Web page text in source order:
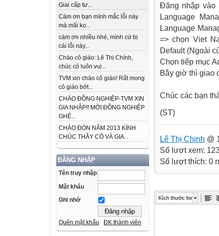
Giai cấp tư...
Cám ơn bạn mình mắc lỗi này
mà mãi ko...
cám ơn nhiều nhé, mình cứ bị
cái lỗi này...
Chào cô giáo: Lê Thị Chính,
chúc cô luôn vui...
TVM xin chào cô giáo! Rất mong
cô giáo bớt...
CHÀO ĐỒNG NGHIỆP-TVM XIN
GIA NHẬP!! MỜI ĐỒNG NGHIỆP
GHÉ...
CHÀO ĐÓN NĂM 2013 KÍNH
CHÚC THẦY CÔ VÀ GIA...
ĐĂNG NHẬP
Tên truy nhập
Mật khẩu
Ghi nhớ
Quên mật khẩu ĐK thành viên
Đăng nhập vào
Language
Language
=> chọn Viet
Default (Ngoài
Chọn tiếp mục
Bây giờ thì giao
Chúc các bạn
(ST)
Lê Thị Chinh @
Số lượt xem:
Số lượt thích: 0
Kích thước font